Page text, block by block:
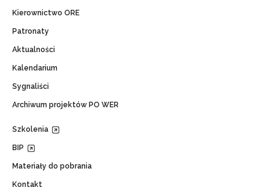
Kierownictwo ORE
Patronaty
Aktualności
Kalendarium
Sygnaliści
Archiwum projektów PO WER
Szkolenia
BIP
Materiały do pobrania
Kontakt